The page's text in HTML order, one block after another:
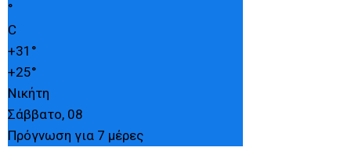
°
C
+31°
+25°
Νικήτη
Σάββατο, 08
Πρόγνωση για 7 μέρες